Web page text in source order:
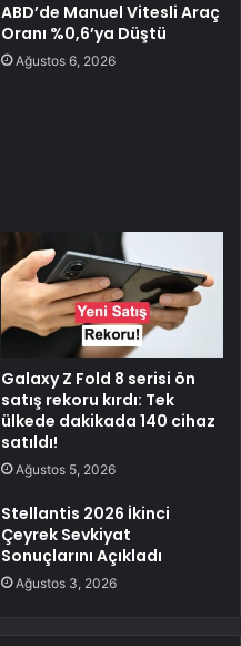
ABD’de Manuel Vitesli Araç
Oranı %0,6’ya Düştü
Ağustos 6, 2026
Galaxy Z Fold 8 serisi ön
satış rekoru kırdı: Tek
ülkede dakikada 140 cihaz
satıldı!
Ağustos 5, 2026
Stellantis 2026 İkinci
Çeyrek Sevkiyat
Sonuçlarını Açıkladı
Ağustos 3, 2026